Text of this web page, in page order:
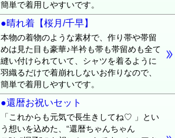
簡単で着用しやすいです。
●晴れ着【桜月/千早】
本物の着物のような素材で、作り帯や帯留
めは見た目も豪華♪半衿も帯も帯留めも全て
縫い付けられていて、シャツを着るように
羽織るだけで着崩れしないお作りなので、
簡単で着用しやすいです。
●還暦お祝いセット
「これからも元気で長生きしてね♡ 」とい
う想いを込めた、“還暦ちゃんちゃん